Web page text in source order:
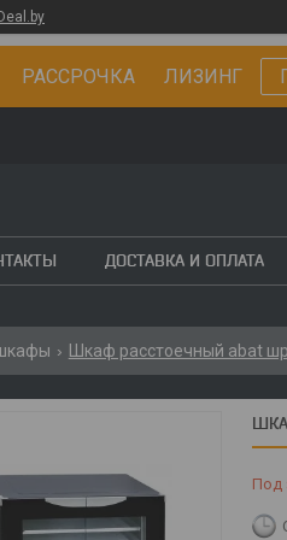
РАССРОЧКА ЛИЗИНГ
ДОСТАВКА И ОПЛАТА
Шкаф расстоечный abat
Под